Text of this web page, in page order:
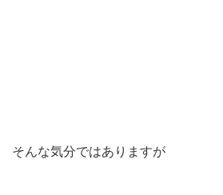
そんな気分ではありますが